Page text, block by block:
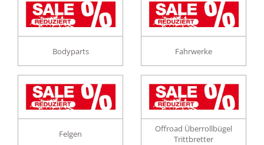
Bodyparts Fahrwerke
Felgen
Offroad Überrollbügel
Trittbretter